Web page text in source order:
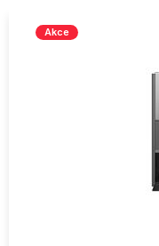
Akce